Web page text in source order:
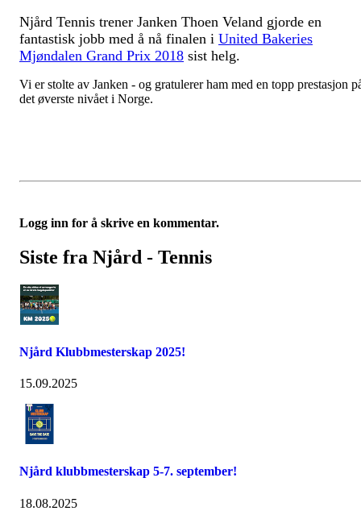
Njård Tennis trener Janken Thoen Veland gjorde en
fantastisk jobb med å nå finalen i United Bakeries
Mjøndalen Grand Prix 2018 sist helg.
Vi er stolte av Janken - og gratulerer ham med en topp prestasjon
det øverste nivået i Norge.
Logg inn for å skrive en kommentar.
Siste fra Njård - Tennis
Njård Klubbmesterskap 2025!
15.09.2025
Njård klubbmesterskap 5-7. september!
18.08.2025